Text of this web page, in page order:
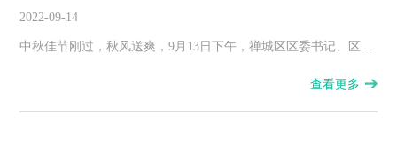
再度复工
2022-09-14
中秋佳节刚过，秋风送爽，9月13日下午，禅城区区委书记、区长
平、区委区政府办公室主任肖映泽等一行陪同。在项目现场，佛
山房建集团董事总经理、仁寿寺项目总指挥邹辉銮向严书记就工
查看更多